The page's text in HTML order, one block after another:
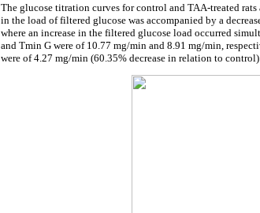
The glucose titration curves for control and TAA-treated rats
in the load of filtered glucose was accompanied by a
where an increase in the filtered glucose load occurred
and Tmin G were of 10.77 mg/min and 8.91 mg/min,
were of 4.27 mg/min (60.35% decrease in relation to